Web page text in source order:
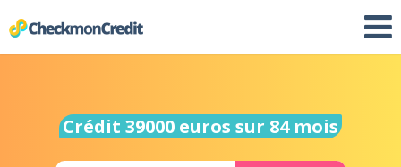
Crédit 39000 euros sur 84 mois